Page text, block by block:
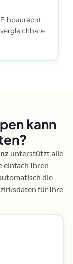
kann
unterstützt alle
einfach Ihren
die
für Ihre